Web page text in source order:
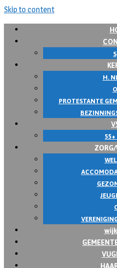
Skip to content
H.
PROTESTANTE